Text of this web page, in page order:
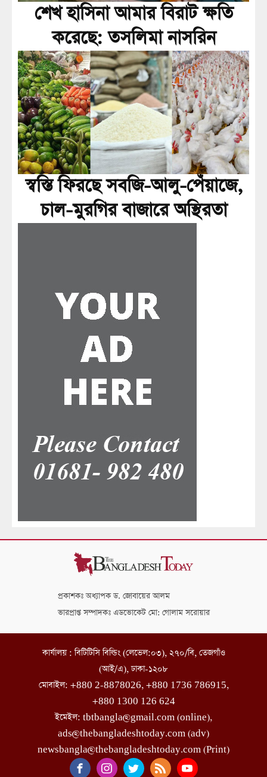
শেখ হাসিনা আমার বিরাট ক্ষতি
করেছে: তসলিমা নাসরিন
স্বস্তি ফিরছে সবজি-আলু-পেঁয়াজে,
চাল-মুরগির বাজারে অস্থিরতা
প্রকাশকঃ অধ্যাপক ড. জোবায়ের আলম
ভারপ্রাপ্ত সম্পাদকঃ এডভোকেট মো: গোলাম সরোয়ার
কার্যালয় : বিটিটিসি বিল্ডিং (লেভেল:০৩), ২৭০/বি, তেজগাঁও
(আই/এ), ঢাকা-১২০৮
মোবাইল: +880 2-8878026, +880 1736 786915,
+880 1300 126 624
ইমেইল: tbtbangla@gmail.com (online),
ads@thebangladeshtoday.com (adv)
newsbangla@thebangladeshtoday.com (Print)